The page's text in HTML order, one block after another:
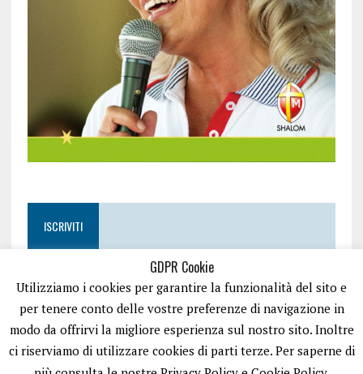
ISCRIVITI
GDPR Cookie
Utilizziamo i cookies per garantire la funzionalità del sito e
per tenere conto delle vostre preferenze di navigazione in
modo da offrirvi la migliore esperienza sul nostro sito. Inoltre
ci riserviamo di utilizzare cookies di parti terze. Per saperne di